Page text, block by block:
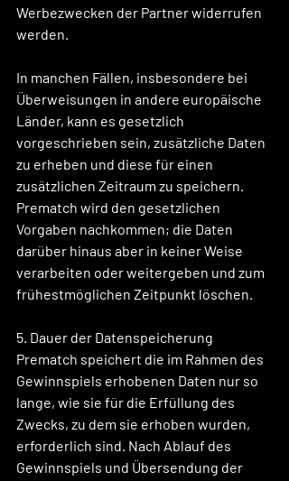
Werbezwecken der Partner widerrufen
werden.
In manchen Fällen, insbesondere bei
Überweisungen in andere europäische
Länder, kann es gesetzlich
vorgeschrieben sein, zusätzliche Daten
zu erheben und diese für einen
zusätzlichen Zeitraum zu speichern.
Prematch wird den gesetzlichen
Vorgaben nachkommen; die Daten
darüber hinaus aber in keiner Weise
verarbeiten oder weitergeben und zum
frühestmöglichen Zeitpunkt löschen.
5. Dauer der Datenspeicherung
Prematch speichert die im Rahmen des
Gewinnspiels erhobenen Daten nur so
lange, wie sie für die Erfüllung des
Zwecks, zu dem sie erhoben wurden,
erforderlich sind. Nach Ablauf des
Gewinnspiels und Übersendung der